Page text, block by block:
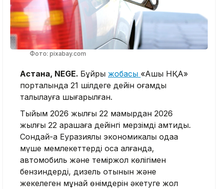
Фото: pixabay.com
Астана, NEGE. Бұйрық жобасы «Ашық НҚА»
порталында 21 шілдеге дейін қоғамдық
талқылауға шығарылған.
Тыйым 2026 жылғы 22 мамырдан 2026
жылғы 22 қарашаға дейінгі мерзімді қамтиды.
Сондай-ақ Еуразиялық экономикалық одаққа
мүше мемлекеттерді қоса алғанда,
автомобиль және теміржол көлігімен
бензиндерді, дизель отынын және
жекелеген мұнай өнімдерін әкетуге жол